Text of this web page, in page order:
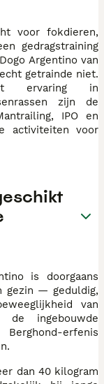
voor fokdieren,
gedragstraining
Argentino van
getrainde niet.
ervaring in
zijn de
IPO en
activiteiten voor
is doorgaans
gezin — geduldig,
van
ingebouwde
erfenis
dan 40 kilogram